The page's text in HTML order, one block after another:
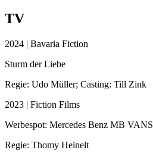
TV
2024 | Bavaria Fiction
Sturm der Liebe
Regie: Udo Müller; Casting: Till Zink
2023 | Fiction Films
Werbespot: Mercedes Benz MB VANS
Regie: Thomy Heinelt